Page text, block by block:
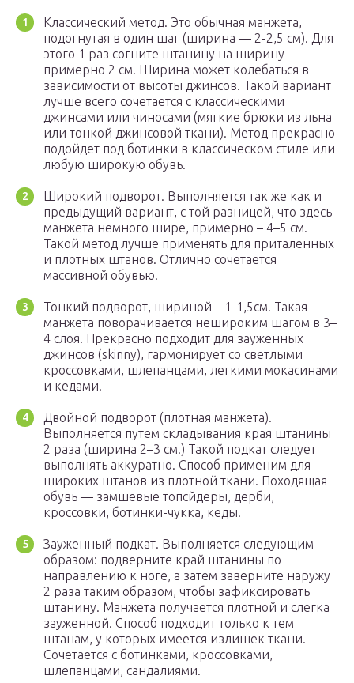
Классический метод. Это обычная манжета,
подогнутая в один шаг (ширина — 2-2,5 см). Для
этого 1 раз согните штанину на ширину
примерно 2 см. Ширина может колебаться в
зависимости от высоты джинсов. Такой вариант
лучше всего сочетается с классическими
джинсами или чиносами (мягкие брюки из льна
или тонкой джинсовой ткани). Метод прекрасно
подойдет под ботинки в классическом стиле или
любую широкую обувь.
Широкий подворот. Выполняется так же как и
предыдущий вариант, с той разницей, что здесь
манжета немного шире, примерно – 4–5 см.
Такой метод лучше применять для приталенных
и плотных штанов. Отлично сочетается
массивной обувью.
Тонкий подворот, шириной – 1-1,5см. Такая
манжета поворачивается нешироким шагом в 3–
4 слоя. Прекрасно подходит для зауженных
джинсов (skinny), гармонирует со светлыми
кроссовками, шлепанцами, легкими мокасинами
и кедами.
Двойной подворот (плотная манжета).
Выполняется путем складывания края штанины
2 раза (ширина 2–3 см.) Такой подкат следует
выполнять аккуратно. Способ применим для
широких штанов из плотной ткани. Походящая
обувь — замшевые топсйдеры, дерби,
кроссовки, ботинки-чукка, кеды.
Зауженный подкат. Выполняется следующим
образом: подверните край штанины по
направлению к ноге, а затем заверните наружу
2 раза таким образом, чтобы зафиксировать
штанину. Манжета получается плотной и слегка
зауженной. Способ подходит только к тем
штанам, у которых имеется излишек ткани.
Сочетается с ботинками, кроссовками,
шлепанцами, сандалиями.